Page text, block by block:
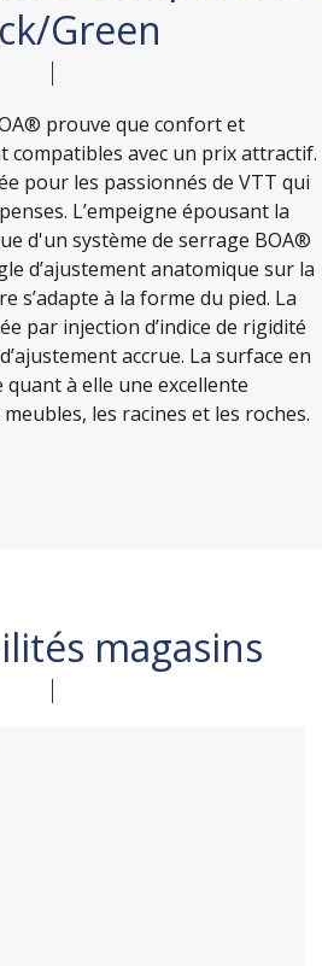
Green
prouve que confort et
compatibles avec un prix attractif.
pour les passionnés de VTT qui
L’empeigne épousant la
d'un système de serrage BOA®
d’ajustement anatomique sur la
s’adapte à la forme du pied. La
par injection d’indice de rigidité
accrue. La surface en
à elle une excellente
les racines et les roches.
magasins